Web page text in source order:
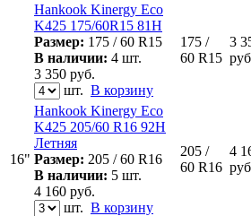
Hankook Kinergy Eco
K425 175/60R15 81H
Размер: 175 / 60 R15
В наличии: 4 шт.
3 350 руб.
шт. В корзину
175 /
60 R15
3
16"
Hankook Kinergy Eco
K425 205/60 R16 92H
Летняя
Размер: 205 / 60 R16
В наличии: 5 шт.
4 160 руб.
шт. В корзину
205 /
60 R16
4